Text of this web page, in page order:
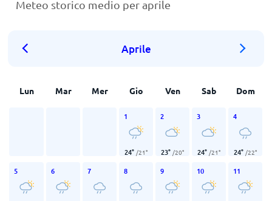
Meteo storico medio per aprile
Aprile
Lun Mar Mer Gio Ven Sab Dom
1
24° /21°
2
23° /20°
3
24° /21°
4
24° /22°
5 6 7 8 9 10 11